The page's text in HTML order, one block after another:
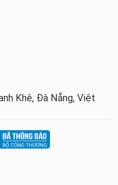
Khê, Đà Nẵng, Việt